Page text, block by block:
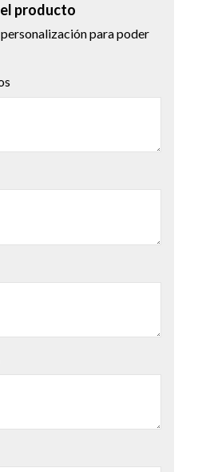
producto
para poder